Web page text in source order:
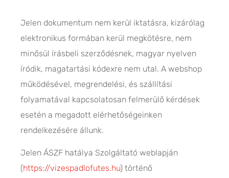
Jelen dokumentum nem kerül iktatásra, kizárólag
elektronikus formában kerül megkötésre, nem
minősül írásbeli szerződésnek, magyar nyelven
íródik, magatartási kódexre nem utal. A webshop
működésével, megrendelési, és szállítási
folyamatával kapcsolatosan felmerülő kérdések
esetén a megadott elérhetőségeinken
rendelkezésére állunk.
Jelen ÁSZF hatálya Szolgáltató weblapján
(https://vizespadlofutes.hu) történő